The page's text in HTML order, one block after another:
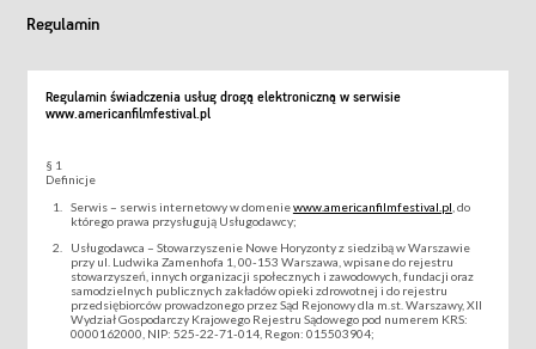
Regulamin
Regulamin świadczenia usług drogą elektroniczną w serwisie
www.americanfilmfestival.pl
§ 1
Definicje
Serwis – serwis internetowy w domeniewww.americanfilmfestival.pl , do
którego prawa przysługują Usługodawcy;
Usługodawca – Stowarzyszenie Nowe Horyzonty z siedzibą w Warszawie
przy ul. Ludwika Zamenhofa 1, 00-153 Warszawa, wpisane do rejestru
stowarzyszeń, innych organizacji społecznych i zawodowych, fundacji oraz
samodzielnych publicznych zakładów opieki zdrowotnej i do rejestru
przedsiębiorców prowadzonego przez Sąd Rejonowy dla m.st. Warszawy, XII
Wydział Gospodarczy Krajowego Rejestru Sądowego pod numerem KRS:
0000162000, NIP: 525-22-71-014, Regon: 015503904;